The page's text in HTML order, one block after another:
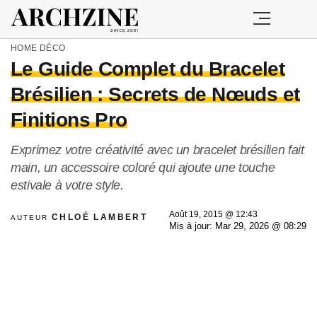
HOME DÉCO
Le Guide Complet du Bracelet
Brésilien : Secrets de Nœuds et
Finitions Pro
Exprimez votre créativité avec un bracelet brésilien fait
main, un accessoire coloré qui ajoute une touche
estivale à votre style.
AUTEUR CHLOÉ LAMBERT
Août 19, 2015 @ 12:43
Mis à jour: Mar 29, 2026 @ 08:29